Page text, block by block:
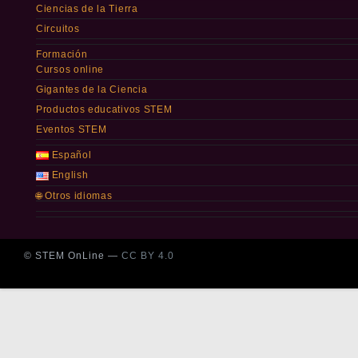
Ciencias de la Tierra
Circuitos
Formación
Cursos online
Gigantes de la Ciencia
Productos educativos STEM
Eventos STEM
Español
English
🌐 Otros idiomas
© STEM OnLine — CC BY 4.0